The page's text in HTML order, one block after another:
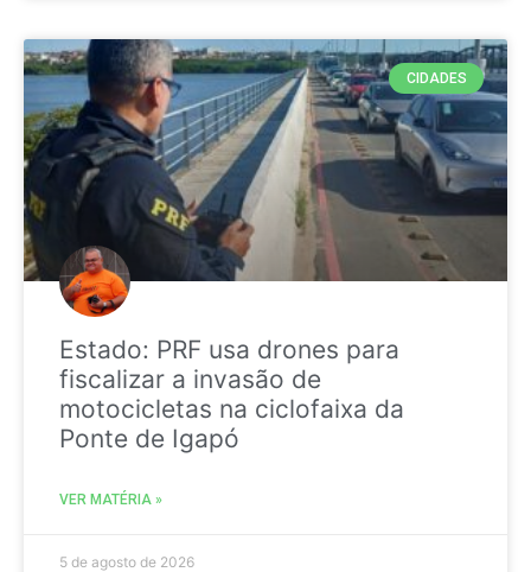
CIDADES
Estado: PRF usa drones para
fiscalizar a invasão de
motocicletas na ciclofaixa da
Ponte de Igapó
VER MATÉRIA »
5 de agosto de 2026